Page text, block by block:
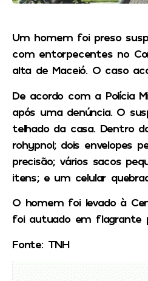
Um homem foi preso
com entorpecentes no
alta de Maceió. O caso
De acordo com a Polícia
após uma denúncia. O
telhado da casa. Dentro
rohypnol; dois envelopes
precisão; vários sacos
itens; e um celular
O homem foi levado à
foi autuado em flagrante
Fonte: TNH